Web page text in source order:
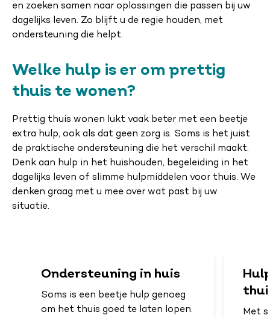
en zoeken samen naar oplossingen die passen bij uw
dagelijks leven. Zo blijft u de regie houden, met
ondersteuning die helpt.
Welke hulp is er om prettig
thuis te wonen?
Prettig thuis wonen lukt vaak beter met een beetje
extra hulp, ook als dat geen zorg is. Soms is het juist
de praktische ondersteuning die het verschil maakt.
Denk aan hulp in het huishouden, begeleiding in het
dagelijks leven of slimme hulpmiddelen voor thuis. We
denken graag met u mee over wat past bij uw
situatie.
Ondersteuning in huis
Soms is een beetje hulp genoeg
om het thuis goed te laten lopen.
Met